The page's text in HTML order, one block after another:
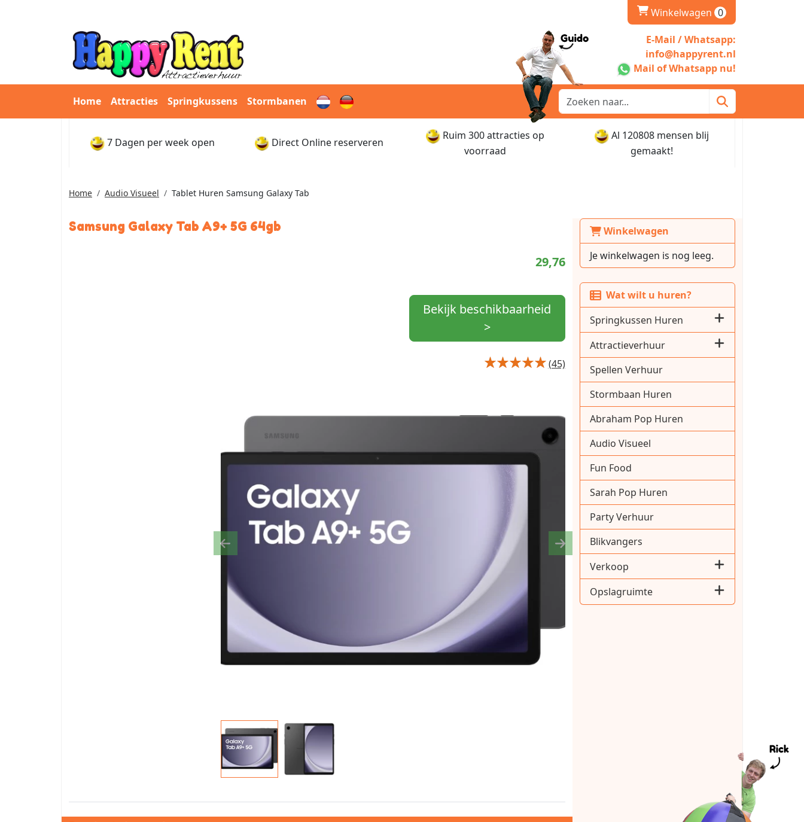
winkelwagen
Winkelwagen 0
E-Mail / Whatsapp:
info@happyrent.nl
Mail of Whatsapp nu!
Home Attracties Springkussens Stormbanen
7 Dagen per week open Direct Online reserveren
Ruim 300 attracties op
voorraad
Al 120808 mensen blij
gemaakt!
Home Audio Visueel Tablet Huren Samsung Galaxy Tab
Winkelwagen
Je winkelwagen is nog leeg.
Wat wilt u huren?
Springkussen Huren
Attractieverhuur
Spellen Verhuur
Stormbaan Huren
Abraham Pop Huren
Audio Visueel
Fun Food
Sarah Pop Huren
Party Verhuur
Blikvangers
Verkoop
Opslagruimte
Samsung Galaxy Tab A9+ 5G 64gb
29,76
Bekijk beschikbaarheid
>
(45)
Previous Next